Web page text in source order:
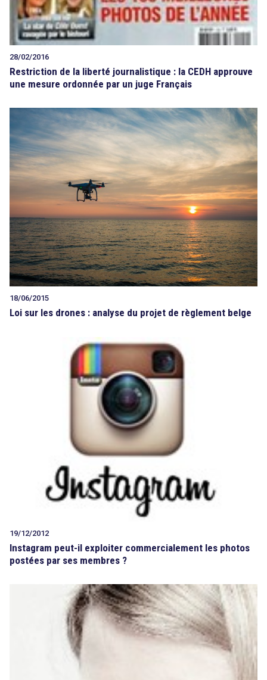
28/02/2016
Restriction de la liberté journalistique : la CEDH approuve
une mesure ordonnée par un juge Français
18/06/2015
Loi sur les drones : analyse du projet de règlement belge
19/12/2012
Instagram peut-il exploiter commercialement les photos
postées par ses membres ?